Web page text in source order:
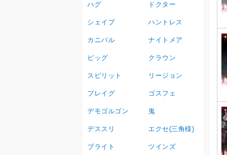
ハグ ドクター
シェイプ ハントレス
カニバル ナイトメア
ピッグ クラウン
スピリット リージョン
プレイグ ゴスフェ
デモゴルゴン 鬼
デススリ エクセ(三角様)
ブライト ツインズ